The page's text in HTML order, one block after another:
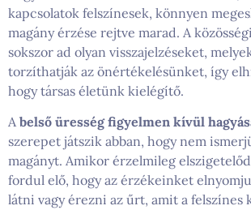
kapcsolatok felszínesek, könnyen
magány érzése rejtve marad. A
sokszor ad olyan visszajelzéseket,
torzíthatják az önértékelésünket, így
hogy társas életünk kielégítő.
A belső üresség figyelmen kívül
szerepet játszik abban, hogy nem
magányt. Amikor érzelmileg
fordul elő, hogy az érzékeinket
látni vagy érezni az űrt, amit a felszínes